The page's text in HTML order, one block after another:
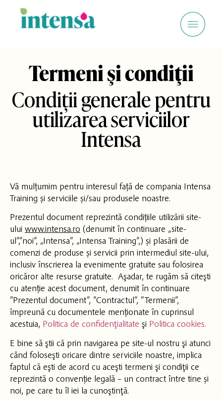
Termeni şi condiţii
Condiții generale pentru
utilizarea serviciilor
Intensa
Vă mulțumim pentru interesul față de compania Intensa
Training și serviciile și/sau produsele noastre.
Prezentul document reprezintă condițiile utilizării site-
ului www.intensa.ro (denumit în continuare „site-
ul”,”noi”, „Intensa”, „Intensa Training”,) și plasării de
comenzi de produse și servicii prin intermediul site-ului,
inclusiv înscrierea la evenimente gratuite sau folosirea
oricăror alte resurse gratuite. Aşadar, te rugăm să citeşti
cu atenție acest document, denumit în continuare
”Prezentul document”, ”Contractul”, ”Termenii”,
împreună cu documentele menționate în cuprinsul
acestuia, Politica de confidenţialitate şi Politica cookies.
E bine să ştii că prin navigarea pe site-ul nostru şi atunci
când foloseşti oricare dintre serviciile noastre, implica
faptul că eşti de acord cu aceşti termeni şi condiţii ce
reprezintă o convenție legală – un contract între tine și
noi, pe care tu îl iei la cunoştinţă.